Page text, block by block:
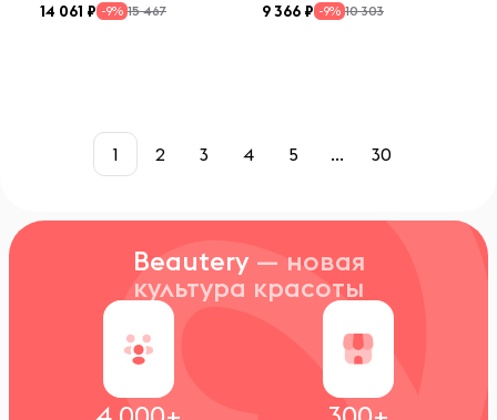
14 061 -9% 15 467 9 366 -9% 10 303
1 2 3 4 5 ... 30
Beautery — новая
культура красоты